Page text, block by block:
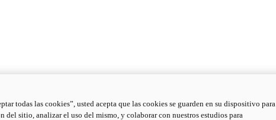
todas las cookies”, usted acepta que las cookies se guarden en su dispositivo para
del sitio, analizar el uso del mismo, y colaborar con nuestros estudios para